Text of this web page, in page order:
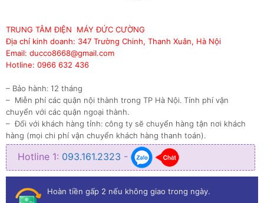
TRUNG TÂM ĐIỆN MÁY ĐỨC CƯỜNG
Địa chỉ kinh doanh: 347 Trường Chinh, Thanh Xuân, Hà Nội
Email: ducco8668@gmail.com
Hotline: 0966 632 436
– Bảo hành: 12 tháng
– Miễn phí các quận nội thành trong TP Hà Nội. Tính phí vận
chuyển với các quận ngoại thành.
– Đối với khách hàng tỉnh: công ty sẽ chuyển hàng tận nơi khách
hàng (mọi chi phí vận chuyển khách hàng thanh toán).
Hotline 1: 093.161.2323 -
Hoàn tiền gấp 2 nếu không giao trong ngày.